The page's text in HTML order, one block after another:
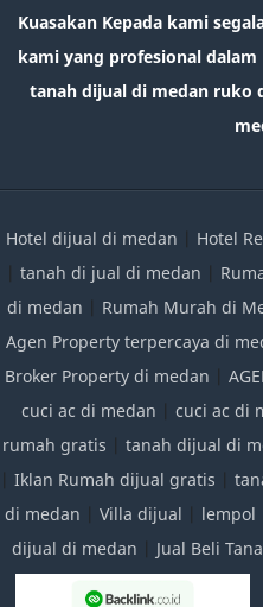
Kuasakan Kepada kami
kami yang profesional
tanah dijual di medan ruko
Hotel dijual di medan | Hotel
| tanah di jual di medan |
di medan | Rumah Murah di
Agen Property terpercaya di
Broker Property di medan |
cuci ac di medan | cuci ac di
rumah gratis | tanah dijual di
| Iklan Rumah dijual gratis |
di medan | Villa dijual | lempol
dijual di medan | Jual Beli